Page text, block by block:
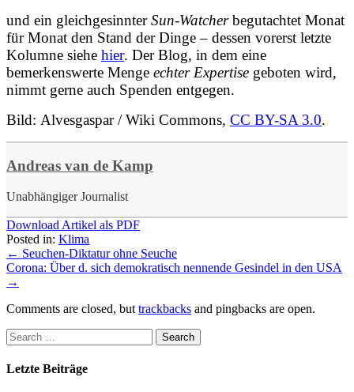
und ein gleichgesinnterSun-Watcherbegutachtet Monat
für Monat den Stand der Dinge – dessen vorerst letzte
Kolumne siehe hier. Der Blog, in dem eine
bemerkenswerte Menge echter Expertise geboten wird,
nimmt gerne auch Spenden entgegen.
Bild: Alvesgaspar / Wiki Commons, CC BY-SA 3.0.
Andreas van de Kamp
Unabhängiger Journalist
Download Artikel als PDF
Posted in: Klima
← Seuchen-Diktatur ohne Seuche
Corona: Über d. sich demokratisch nennende Gesindel in den USA
→
Comments are closed, but trackbacks and pingbacks are open.
Letzte Beiträge